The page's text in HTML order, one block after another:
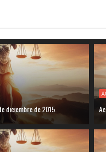
diciembre de 2015.